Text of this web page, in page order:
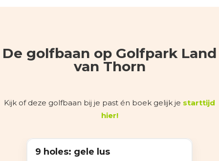
De golfbaan op Golfpark Land
van Thorn
Kijk of deze golfbaan bij je past én boek gelijk je starttijd
hier!
9 holes
9 holes: gele lus